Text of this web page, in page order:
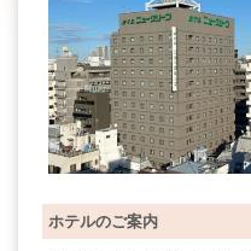
ホテルのご案内